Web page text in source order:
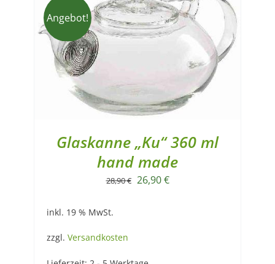
Angebot!
Glaskanne „Ku“ 360 ml
hand made
28,90€ Ursprünglicher
26,90€Aktueller
inkl. 19 % MwSt.
zzgl. Versandkosten